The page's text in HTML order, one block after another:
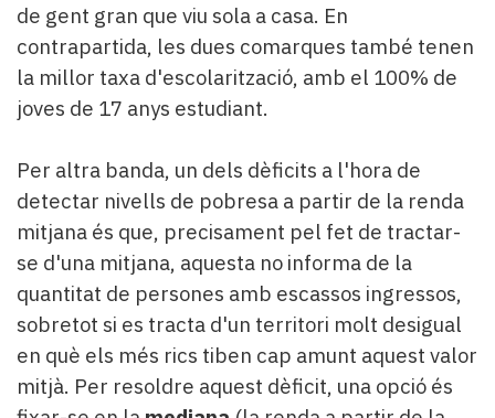
de gent gran que viu sola a casa. En
contrapartida, les dues comarques també tenen
la millor taxa d'escolarització, amb el 100% de
joves de 17 anys estudiant.
Per altra banda, un dels dèficits a l'hora de
detectar nivells de pobresa a partir de la renda
mitjana és que, precisament pel fet de tractar-
se d'una mitjana, aquesta no informa de la
quantitat de persones amb escassos ingressos,
sobretot si es tracta d'un territori molt desigual
en què els més rics tiben cap amunt aquest valor
mitjà. Per resoldre aquest dèficit, una opció és